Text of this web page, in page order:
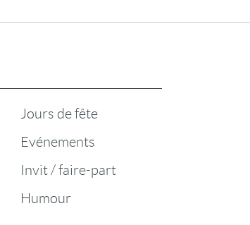
Jours de fête
Evénements
Invit / faire-part
Humour